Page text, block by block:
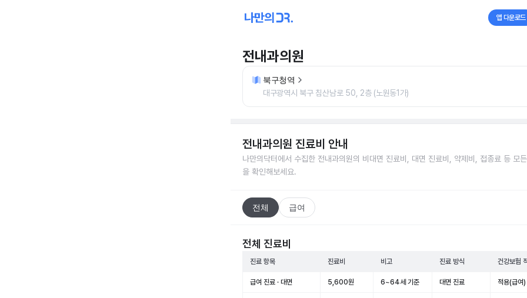
앱 다운로드
전내과의원
북구청역
대구광역시 북구 침산남로 50, 2층 (노원동1가)
전내과의원 진료비 안내
나만의닥터에서 수집한 전내과의원의 비대면 진료비, 대면 진료비, 약제비, 접종료 등 모
을 확인해보세요.
전체 급여
전체 진료비
진료 항목 진료비 비고 진료 방식 건강보험
급여 진료 · 대면 5,600원 6~64세 기준 대면 진료 적용(급여)